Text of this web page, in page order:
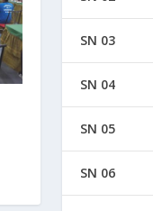
SN 03
SN 04
SN 05
SN 06